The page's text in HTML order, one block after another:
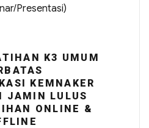
Presentasi)
K3 UMUM
KEMNAKER
JAMIN LULUS
ONLINE &